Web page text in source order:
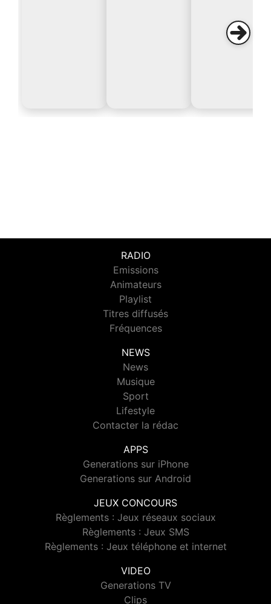
RADIO
Emissions
Animateurs
Playlist
Titres diffusés
Fréquences
NEWS
News
Musique
Sport
Lifestyle
Contacter la rédac
APPS
Generations sur iPhone
Generations sur Android
JEUX CONCOURS
Règlements : Jeux réseaux sociaux
Règlements : Jeux SMS
Règlements : Jeux téléphone et internet
VIDEO
Generations TV
Clips